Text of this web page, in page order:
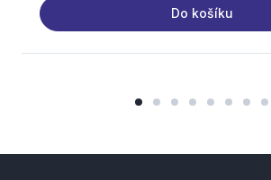
Do košíku